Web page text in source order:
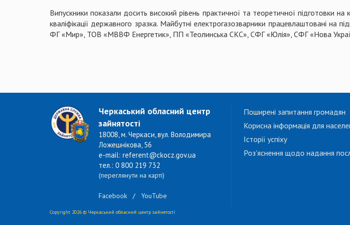
Випускники показали досить високий рівень практичної та теоретичної підготовки на
кваліфікації державного зразка. Майбутні електрогазозварники працевлаштовані
ФГ «Мир», ТОВ «МВВФ Енергетик», ПП «Теолинська СКС», СФГ «Юлія», СФГ «Нова
Черкаський обласний центр
зайнятості
18008, м. Черкаси, вул. Володимира
Ложешнікова, 56
e-mail: referent@ckocz.gov.ua
тел.: 0 800 219 732
(переглянути на карті)
Facebook / YouTube
Поширені запитання громадян
Корисна інформація для
Історії успіху
Роз'яснення щодо надання
Copyright 2026 © Черкаський обласний центр зайнятості